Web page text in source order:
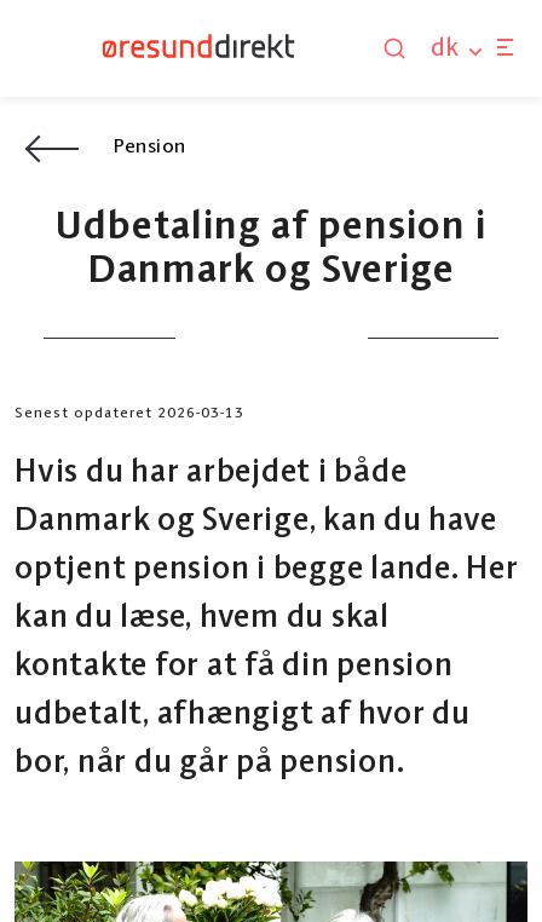
dk
Pension
Udbetaling af pension i
Danmark og Sverige
Senest opdateret 2026-03-13
Hvis du har arbejdet i både
Danmark og Sverige, kan du have
optjent pension i begge lande. Her
kan du læse, hvem du skal
kontakte for at få din pension
udbetalt, afhængigt af hvor du
bor, når du går på pension.